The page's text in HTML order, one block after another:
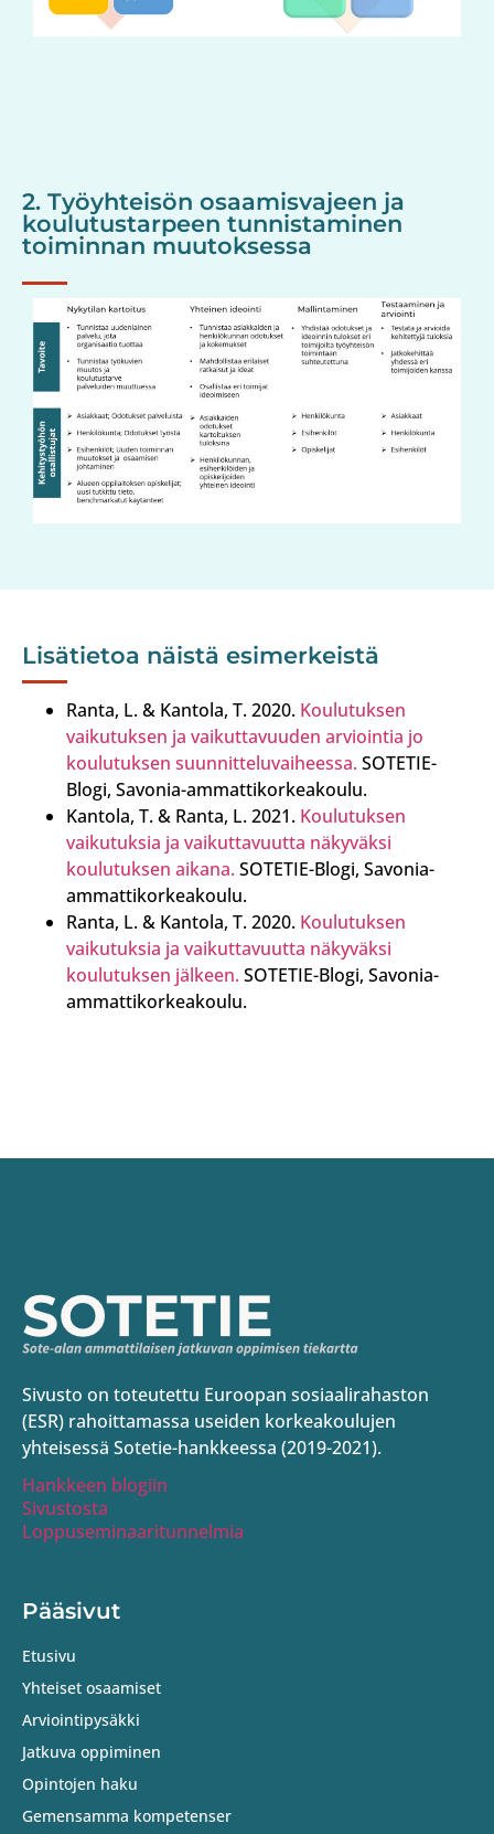
2. Työyhteisön osaamisvajeen ja
koulutustarpeen tunnistaminen
toiminnan muutoksessa
Lisätietoa näistä esimerkeistä
Ranta, L. & Kantola, T. 2020. Koulutuksen
vaikutuksen ja vaikuttavuuden arviointia jo
koulutuksen suunnitteluvaiheessa. SOTETIE-
Blogi, Savonia-ammattikorkeakoulu.
Kantola, T. & Ranta, L. 2021. Koulutuksen
vaikutuksia ja vaikuttavuutta näkyväksi
koulutuksen aikana. SOTETIE-Blogi, Savonia-
ammattikorkeakoulu.
Ranta, L. & Kantola, T. 2020. Koulutuksen
vaikutuksia ja vaikuttavuutta näkyväksi
koulutuksen jälkeen. SOTETIE-Blogi, Savonia-
ammattikorkeakoulu.
Sivusto on toteutettu Euroopan sosiaalirahaston
(ESR) rahoittamassa useiden korkeakoulujen
yhteisessä Sotetie-hankkeessa (2019-2021).
Hankkeen blogiin
Sivustosta
Loppuseminaaritunnelmia
Pääsivut
Etusivu
Yhteiset osaamiset
Arviointipysäkki
Jatkuva oppiminen
Opintojen haku
Gemensamma kompetenser